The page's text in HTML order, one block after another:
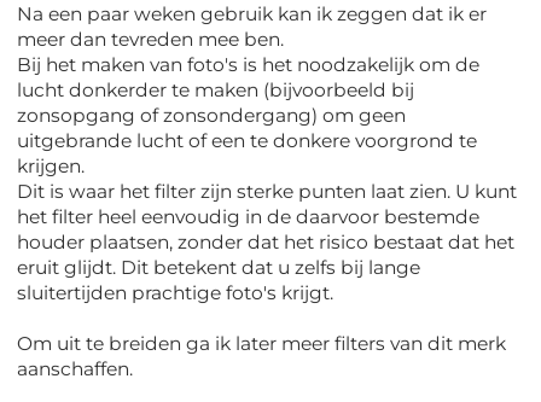
Na een paar weken gebruik kan ik zeggen dat ik er
meer dan tevreden mee ben.
Bij het maken van foto's is het noodzakelijk om de
lucht donkerder te maken (bijvoorbeeld bij
zonsopgang of zonsondergang) om geen
uitgebrande lucht of een te donkere voorgrond te
krijgen.
Dit is waar het filter zijn sterke punten laat zien. U kunt
het filter heel eenvoudig in de daarvoor bestemde
houder plaatsen, zonder dat het risico bestaat dat het
eruit glijdt. Dit betekent dat u zelfs bij lange
sluitertijden prachtige foto's krijgt.
Om uit te breiden ga ik later meer filters van dit merk
aanschaffen.